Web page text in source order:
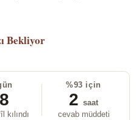
Bekliyor
kılındı
%93 için
2 saat
cevab müddeti